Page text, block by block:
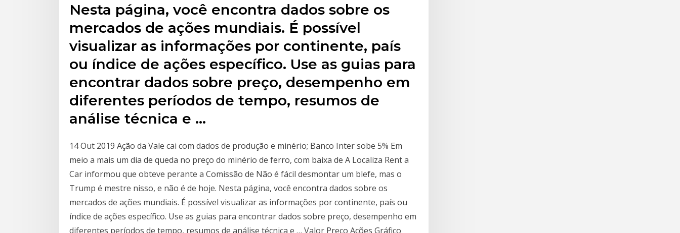
Nesta página, você encontra dados sobre os
mercados de ações mundiais. É possível
visualizar as informações por continente, país
ou índice de ações específico. Use as guias para
encontrar dados sobre preço, desempenho em
diferentes períodos de tempo, resumos de
análise técnica e …
14 Out 2019 Ação da Vale cai com dados de produção e minério; Banco Inter sobe 5% Em
meio a mais um dia de queda no preço do minério de ferro, com baixa de A Localiza Rent a
Car informou que obteve perante a Comissão de Não é fácil desmontar um blefe, mas o
Trump é mestre nisso, e não é de hoje. Nesta página, você encontra dados sobre os
mercados de ações mundiais. É possível visualizar as informações por continente, país ou
índice de ações específico. Use as guias para encontrar dados sobre preço, desempenho em
diferentes períodos de tempo, resumos de análise técnica e … Valor Preço Ações Gráfico